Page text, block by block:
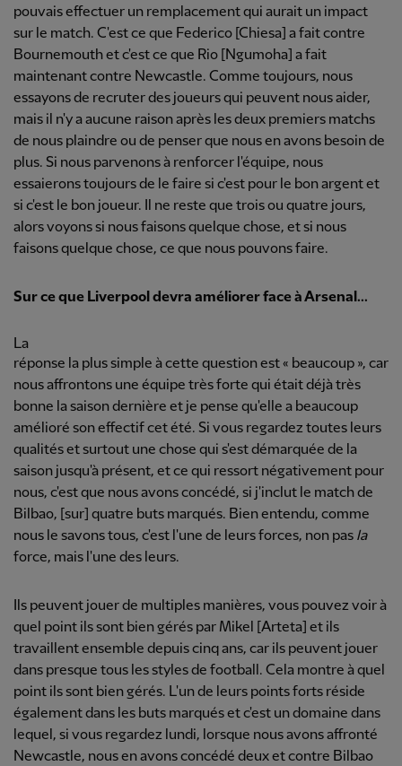
pouvais effectuer un remplacement qui aurait un impact
sur le match. C'est ce que Federico [Chiesa] a fait contre
Bournemouth et c'est ce que Rio [Ngumoha] a fait
maintenant contre Newcastle. Comme toujours, nous
essayons de recruter des joueurs qui peuvent nous aider,
mais il n'y a aucune raison après les deux premiers matchs
de nous plaindre ou de penser que nous en avons besoin de
plus. Si nous parvenons à renforcer l'équipe, nous
essaierons toujours de le faire si c'est pour le bon argent et
si c'est le bon joueur. Il ne reste que trois ou quatre jours,
alors voyons si nous faisons quelque chose, et si nous
faisons quelque chose, ce que nous pouvons faire.
Sur ce que Liverpool devra améliorer face à Arsenal...
La
réponse la plus simple à cette question est « beaucoup », car
nous affrontons une équipe très forte qui était déjà très
bonne la saison dernière et je pense qu'elle a beaucoup
amélioré son effectif cet été. Si vous regardez toutes leurs
qualités et surtout une chose qui s'est démarquée de la
saison jusqu'à présent, et ce qui ressort négativement pour
nous, c'est que nous avons concédé, si j'inclut le match de
Bilbao, [sur] quatre buts marqués. Bien entendu, comme
nous le savons tous, c'est l'une de leurs forces, non pas la
force, mais l'une des leurs.
Ils peuvent jouer de multiples manières, vous pouvez voir à
quel point ils sont bien gérés par Mikel [Arteta] et ils
travaillent ensemble depuis cinq ans, car ils peuvent jouer
dans presque tous les styles de football. Cela montre à quel
point ils sont bien gérés. L'un de leurs points forts réside
également dans les buts marqués et c'est un domaine dans
lequel, si vous regardez lundi, lorsque nous avons affronté
Newcastle, nous en avons concédé deux et contre Bilbao